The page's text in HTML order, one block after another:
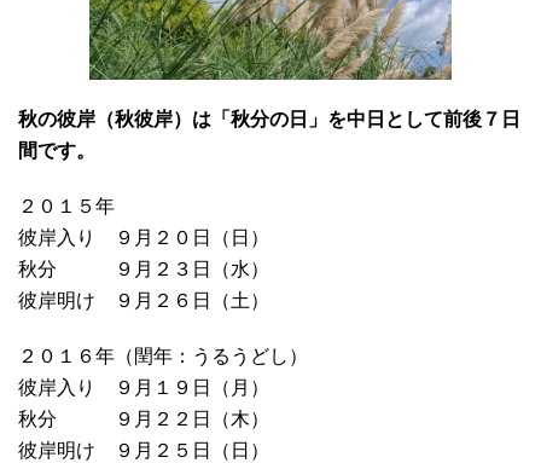
秋の彼岸（秋彼岸）は「秋分の日」を中日として前後７日
間です。
２０１５年
彼岸入り ９月２０日（日）
秋分 ９月２３日（水）
彼岸明け ９月２６日（土）
２０１６年（閏年：うるうどし）
彼岸入り ９月１９日（月）
秋分 ９月２２日（木）
彼岸明け ９月２５日（日）